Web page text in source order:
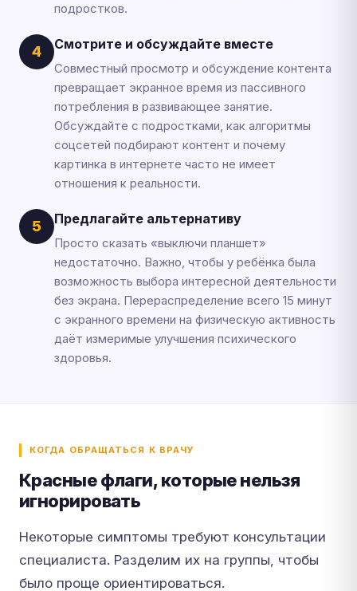
подростков.
4 Смотрите и обсуждайте вместе
Совместный просмотр и обсуждение контента
превращает экранное время из пассивного
потребления в развивающее занятие.
Обсуждайте с подростками, как алгоритмы
соцсетей подбирают контент и почему
картинка в интернете часто не имеет
отношения к реальности.
5 Предлагайте альтернативу
Просто сказать «выключи планшет»
недостаточно. Важно, чтобы у ребёнка была
возможность выбора интересной деятельности
без экрана. Перераспределение всего 15 минут
с экранного времени на физическую активность
даёт измеримые улучшения психического
здоровья.
КОГДА ОБРАЩАТЬСЯ К ВРАЧУ
Красные флаги, которые нельзя
игнорировать
Некоторые симптомы требуют консультации
специалиста. Разделим их на группы, чтобы
было проще ориентироваться.